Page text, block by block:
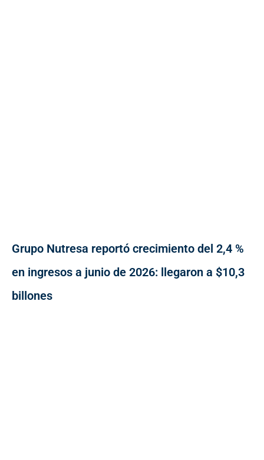
Grupo Nutresa reportó crecimiento del 2,4 %
en ingresos a junio de 2026: llegaron a $10,3
billones